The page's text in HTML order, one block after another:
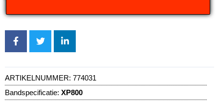
ARTIKELNUMMER: 774031
Bandspecificatie: XP800